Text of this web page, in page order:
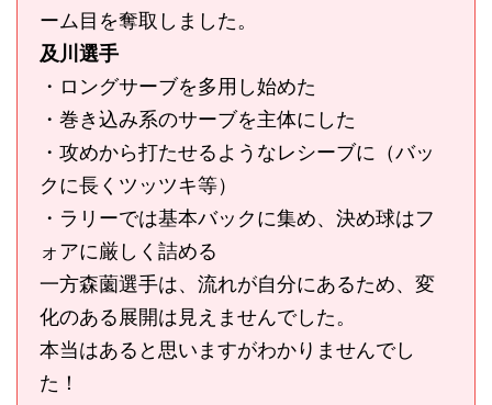
ーム目を奪取しました。
及川選手
・ロングサーブを多用し始めた
・巻き込み系のサーブを主体にした
・攻めから打たせるようなレシーブに（バッ
クに長くツッツキ等）
・ラリーでは基本バックに集め、決め球はフ
ォアに厳しく詰める
一方森薗選手は、流れが自分にあるため、変
化のある展開は見えませんでした。
本当はあると思いますがわかりませんでし
た！